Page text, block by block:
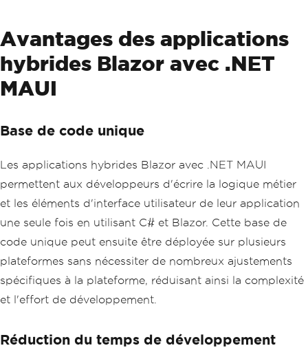
Avantages des applications
hybrides Blazor avec .NET
MAUI
Base de code unique
Les applications hybrides Blazor avec .NET MAUI
permettent aux développeurs d'écrire la logique métier
et les éléments d'interface utilisateur de leur application
une seule fois en utilisant C# et Blazor. Cette base de
code unique peut ensuite être déployée sur plusieurs
plateformes sans nécessiter de nombreux ajustements
spécifiques à la plateforme, réduisant ainsi la complexité
et l'effort de développement.
Réduction du temps de développement